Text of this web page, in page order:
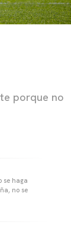
porque no
se haga
no se